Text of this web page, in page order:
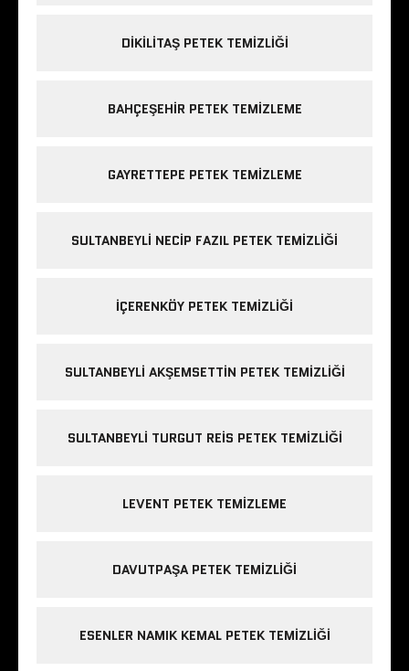
DIKILITAŞ PETEK TEMIZLIĞI
BAHÇEŞEHIR PETEK TEMIZLEME
GAYRETTEPE PETEK TEMIZLEME
SULTANBEYLI NECIP FAZIL PETEK TEMIZLIĞI
IÇERENKÖY PETEK TEMIZLIĞI
SULTANBEYLI AKŞEMSETTIN PETEK TEMIZLIĞI
SULTANBEYLI TURGUT REIS PETEK TEMIZLIĞI
LEVENT PETEK TEMIZLEME
DAVUTPAŞA PETEK TEMIZLIĞI
ESENLER NAMIK KEMAL PETEK TEMIZLIĞI